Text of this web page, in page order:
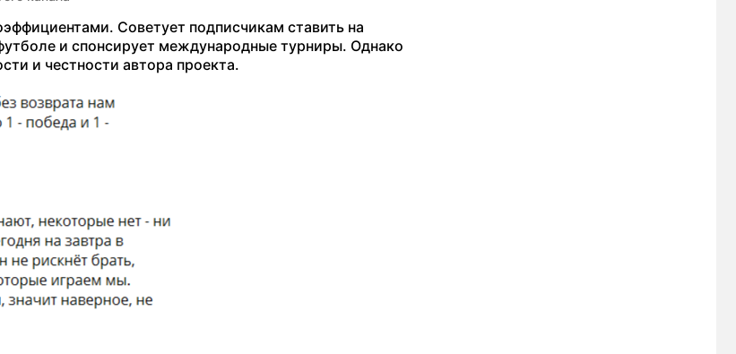
Советует подписчикам ставить на
и спонсирует международные турниры. Однако
и честности автора проекта.